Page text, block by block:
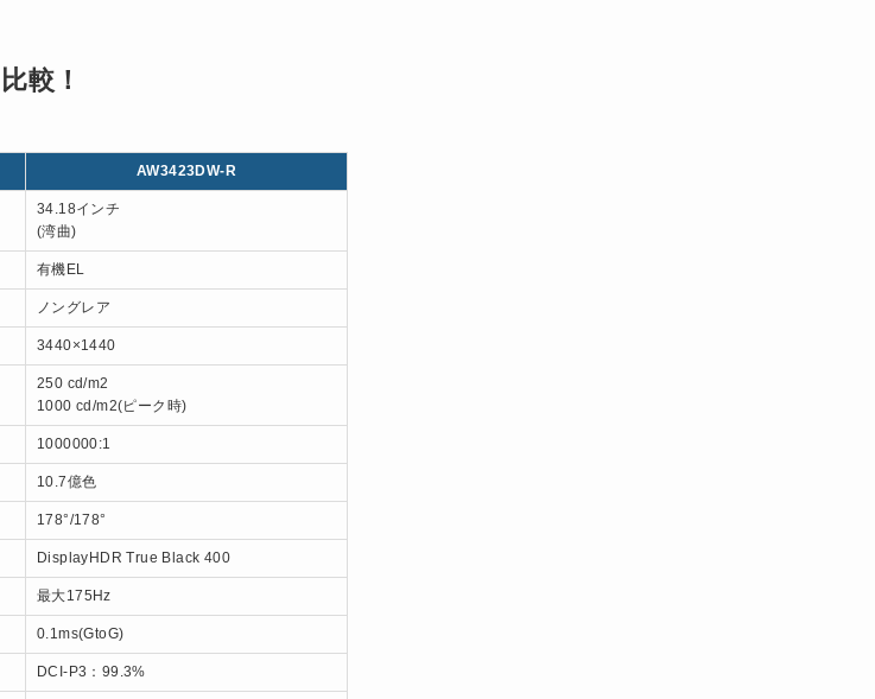
較！
AW3423DW-R
34.18インチ
(湾曲)
有機EL
ノングレア
3440×1440
250 cd/m2
1000 cd/m2(ピーク時)
1000000:1
10.7億色
178°/178°
DisplayHDR True Black 400
最大175Hz
0.1ms(GtoG)
DCI-P3：99.3%